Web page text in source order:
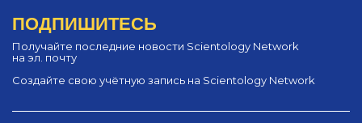
ПОДПИШИТЕСЬ
Получайте последние новости Scientology Network
на эл. почту
Создайте свою учётную запись на Scientology Network